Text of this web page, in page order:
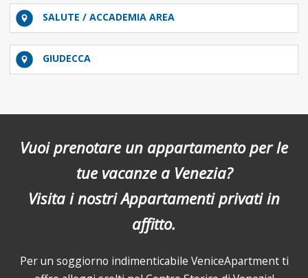
SALUTE / ACCADEMIA AREA
GIUDECCA
Vuoi prenotare un appartamento per le
tue vacanze a Venezia?
Visita i nostri Appartamenti privati in
affitto.
Per un soggiorno indimenticabile VeniceApartment ti